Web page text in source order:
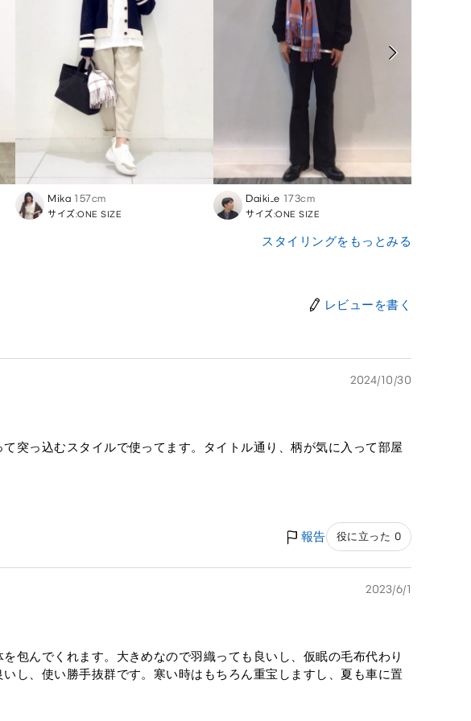
Mika 157cm
サイズ:ONE SIZE
Daiki_e 173cm
サイズ:ONE SIZE
スタイリングをもっとみる
レビューを書く
2024/10/30
突っ込むスタイルで使ってます。タイトル通り、柄が気に入って部屋
報告 役に立った 0
2023/6/1
包んでくれます。大きめなので羽織っても良いし、仮眠の毛布代わり
し、使い勝手抜群です。寒い時はもちろん重宝しますし、夏も車に置